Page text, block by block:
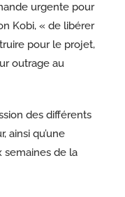
urgente pour
Kobi, « de libérer
pour le projet,
outrage au
des différents
ainsi qu’une
de la